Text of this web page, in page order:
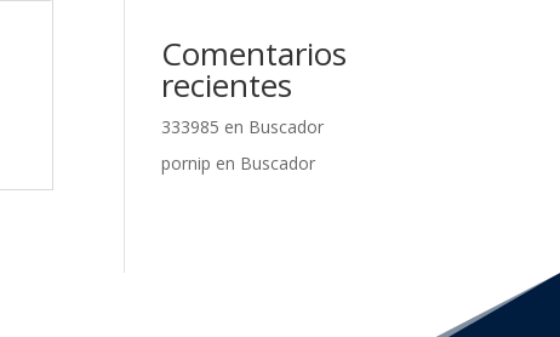
Comentarios
recientes
333985 en Buscador
pornip en Buscador